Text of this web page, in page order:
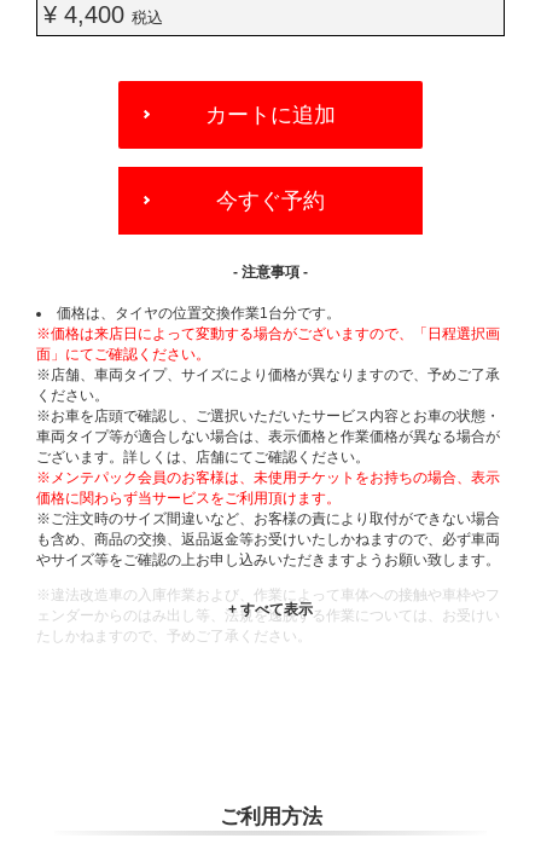
¥ 4,400 税込
OPTIONS
カートに追加
今すぐ予約
- 注意事項 -
価格は、タイヤの位置交換作業1台分です。
※価格は来店日によって変動する場合がございますので、「日程選択画
面」にてご確認ください。
※店舗、車両タイプ、サイズにより価格が異なりますので、予めご了承
ください。
※お車を店頭で確認し、ご選択いただいたサービス内容とお車の状態・
車両タイプ等が適合しない場合は、表示価格と作業価格が異なる場合が
ございます。詳しくは、店舗にてご確認ください。
※メンテパック会員のお客様は、未使用チケットをお持ちの場合、表示
価格に関わらず当サービスをご利用頂けます。
※ご注文時のサイズ間違いなど、お客様の責により取付ができない場合
も含め、商品の交換、返品返金等お受けいたしかねますので、必ず車両
やサイズ等をご確認の上お申し込みいただきますようお願い致します。
※違法改造車の入庫作業および、作業によって車体への接触や車枠やフ
ェンダーからのはみ出し等、法規を逸脱する作業については、お受けい
たしかねますので、予めご了承ください。
ご利用方法